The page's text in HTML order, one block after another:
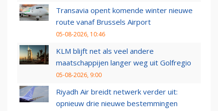
Transavia opent komende winter nieuwe
route vanaf Brussels Airport
05-08-2026, 10:46
KLM blijft net als veel andere
maatschappijen langer weg uit Golfregio
05-08-2026, 9:00
Riyadh Air breidt netwerk verder uit:
opnieuw drie nieuwe bestemmingen